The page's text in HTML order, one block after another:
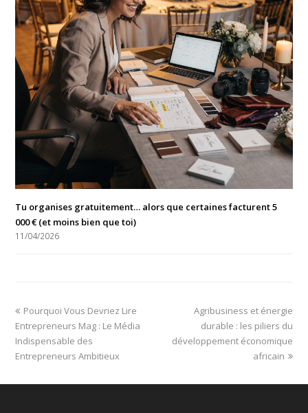
Tu organises gratuitement… alors que certaines facturent 5
000 € (et moins bien que toi)
11/04/2026
Pourquoi Vous Devriez Lire
Entrepreneurs Mag : Le Média
Indispensable des
Entrepreneurs Ambitieux
Agribusiness et énergie
durable : les piliers du
développement économique
africain